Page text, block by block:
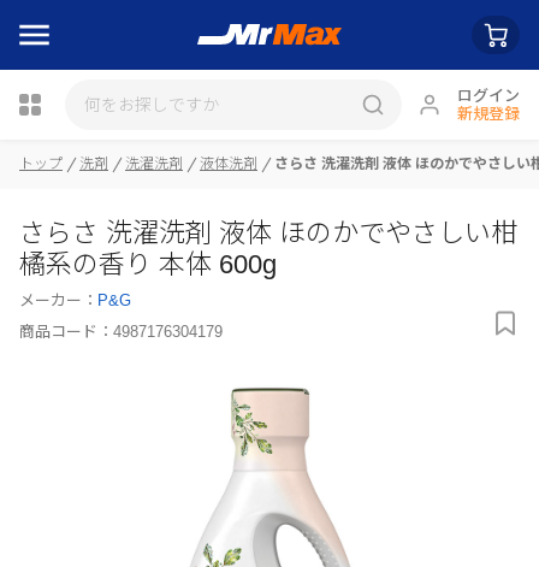
ログイン
新規登録
瓶詰
トップ 洗剤 洗濯洗剤 液体洗剤 さらさ 洗濯洗剤 液体 ほのかでやさしい
さらさ 洗濯洗剤 液体 ほのかでやさしい柑
橘系の香り 本体 600g
メーカー： P&G
商品コード： 4987176304179